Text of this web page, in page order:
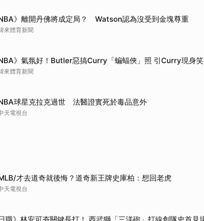
》離開丹佛將成定局？ Watson認為沒受到金塊尊重
來體育新聞
》氣氛好！Butler惡搞Curry「蝙蝠俠」照 引Curry現身
來體育新聞
球星克拉克過世 法醫證實死於毒品意外
天電視台
才去道奇就後悔？道奇新王牌史庫柏：想回老虎
天電視台
職》林安可夯關鍵長打！ 西武獅「三洋砲」打線創隊史首見